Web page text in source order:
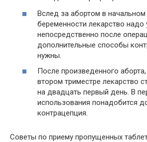
Вслед за абортом в начальном
беременности лекарство надо
непосредственно после
дополнительные способы
нужны.
После произведенного
втором триместре лекарство
на двадцать первый день. В
использования понадобится
контрацепция.
Советы по приему пропущенных